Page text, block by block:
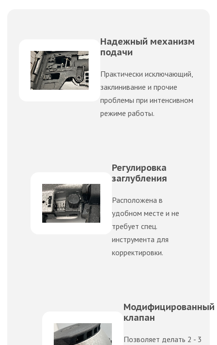
Надежный механизм
подачи
Практически исключающий,
заклинивание и прочие
проблемы при интенсивном
режиме работы.
Регулировка
заглубления
Расположена в
удобном месте и не
требует спец.
инструмента для
корректировки.
Модифицированный
клапан
Позволяет делать 2 - 3